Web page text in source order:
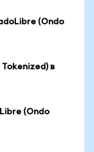
(Ondo
в
(Ondo